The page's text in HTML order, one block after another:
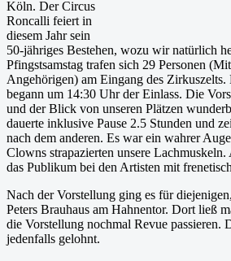
Köln. Der Circus
Roncalli feiert in
diesem Jahr sein
50-jähriges Bestehen, wozu wir natürlich
Pfingstsamstag trafen sich 29 Personen
Angehörigen) am Eingang des Zirkuszelts.
begann um 14:30 Uhr der Einlass. Die
und der Blick von unseren Plätzen
dauerte inklusive Pause 2.5 Stunden und
nach dem anderen. Es war ein wahrer
Clowns strapazierten unsere
das Publikum bei den Artisten mit
Nach der Vorstellung ging es für
Peters Brauhaus am Hahnentor. Dort ließ
die Vorstellung nochmal Revue passieren.
jedenfalls gelohnt.